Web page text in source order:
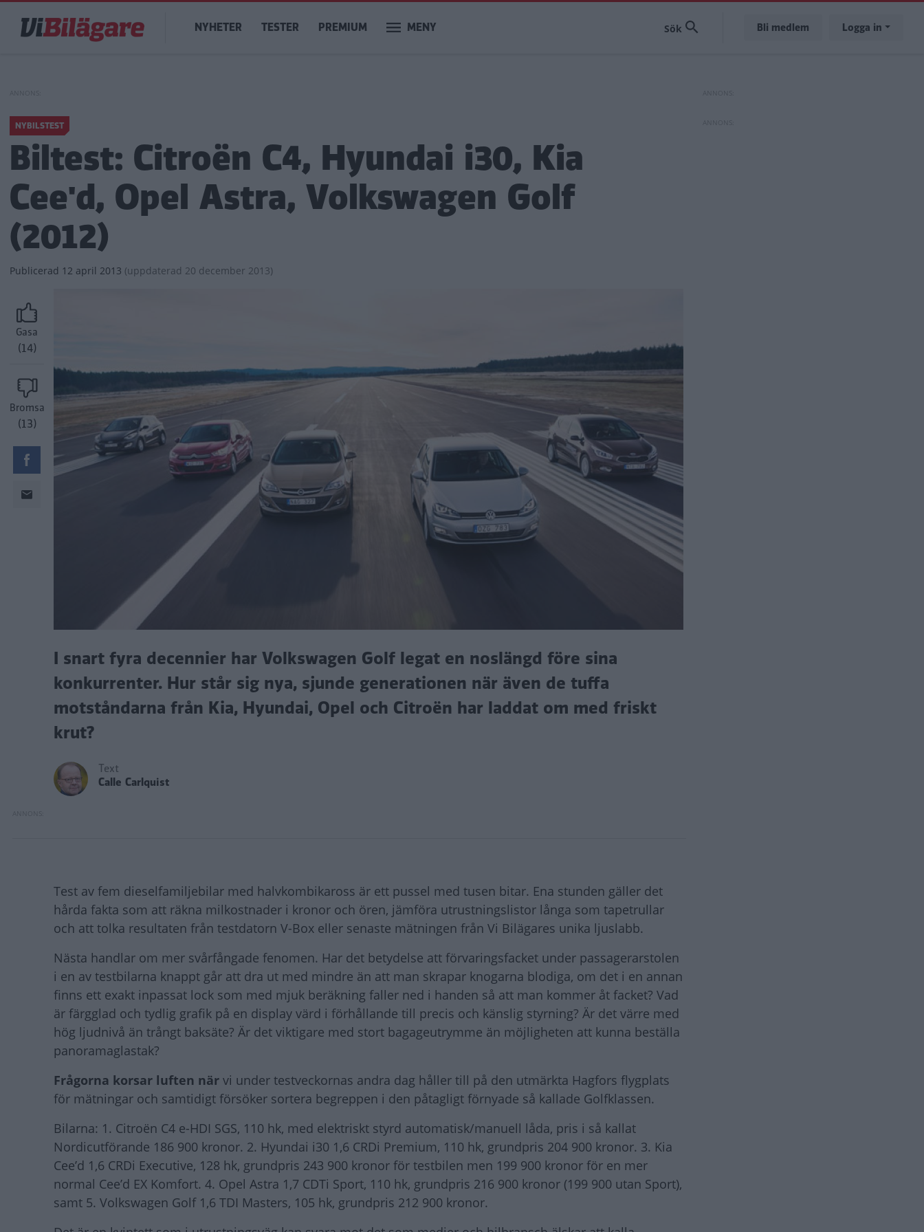
huvudinnehåll
Main
navigation
NYHETER TESTER PREMIUM MENY Bli medlem Logga in
NYBILSTEST
Biltest: Citroën C4, Hyundai i30, Kia
Cee'd, Opel Astra, Volkswagen Golf
(2012)
Publicerad 12 april 2013 (uppdaterad 20 december 2013)
Gasa
(14)
Bromsa
(13)
I snart fyra decennier har Volkswagen Golf legat en noslängd före sina
konkurrenter. Hur står sig nya, sjunde generationen när även de tuffa
motståndarna från Kia, Hyundai, Opel och Citroën har laddat om med friskt
krut?
Text
Calle Carlquist
Test av fem dieselfamiljebilar med halvkombikaross är ett pussel med tusen bitar. Ena stunden gäller det
hårda fakta som att räkna milkostnader i kronor och ören, jämföra utrustningslistor långa som tapetrullar
och att tolka resultaten från testdatorn V-Box eller senaste mätningen från Vi Bilägares unika ljuslabb.
Nästa handlar om mer svårfångade fenomen. Har det betydelse att förvaringsfacket under passagerarstolen
i en av testbilarna knappt går att dra ut med mindre än att man skrapar knogarna blodiga, om det i en annan
finns ett exakt inpassat lock som med mjuk beräkning faller ned i handen så att man kommer åt facket? Vad
är färgglad och tydlig grafik på en display värd i förhållande till precis och känslig styrning? Är det värre med
hög ljudnivå än trångt baksäte? Är det viktigare med stort bagageutrymme än möjligheten att kunna beställa
panoramaglastak?
Frågorna korsar luften när vi under testveckornas andra dag håller till på den utmärkta Hagfors flygplats
för mätningar och samtidigt försöker sortera begreppen i den påtagligt förnyade så kallade Golfklassen.
Bilarna: 1. Citroën C4 e-HDI SGS, 110 hk, med elektriskt styrd automatisk/manuell låda, pris i så kallat
Nordicutförande 186 900 kronor. 2. Hyundai i30 1,6 CRDi Premium, 110 hk, grundpris 204 900 kronor. 3. Kia
Cee’d 1,6 CRDi Executive, 128 hk, grundpris 243 900 kronor för testbilen men 199 900 kronor för en mer
normal Cee’d EX Komfort. 4. Opel Astra 1,7 CDTi Sport, 110 hk, grundpris 216 900 kronor (199 900 utan Sport),
samt 5. Volkswagen Golf 1,6 TDI Masters, 105 hk, grundpris 212 900 kronor.